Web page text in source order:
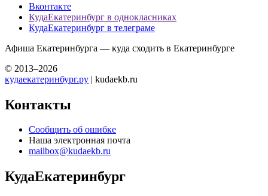
Вконтакте
КудаЕкатеринбург в однокласниках
КудаЕкатеринбург в телеграме
Афиша Екатеринбурга — куда сходить в Екатеринбурге
© 2013–2026
кудаекатеринбург.ру | kudaekb.ru
Контакты
Сообщить об ошибке
Наша электронная почта
mailbox@kudaekb.ru
КудаЕкатеринбург